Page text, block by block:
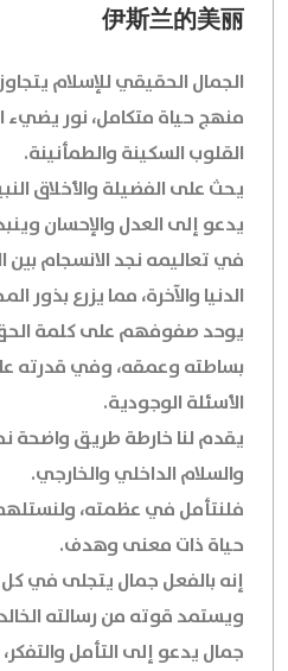
伊斯兰的美丽
الجمال الحقيقي للإسلام
منهج حياة متكامل، نور
القلوب السكينة والطمأنينة.
يحث على الفضيلة والأخلاق
يدعو إلى العدل والإحسان
في تعاليمه نجد الانسجام بين
الدنيا والآخرة، مما يزرع بذور
يوحد صفوفهم على كلمة
بساطته وعمقه، وفي قدرته
الأسئلة الوجودية.
يقدم لنا خارطة طريق واضحة
والسلام الداخلي والخارجي.
فلنتأمل في عظمته،
حياة ذات معنى وهدف.
إنه بالفعل جمال يتجلى في
ويستمد قوته من رسالته
جمال يدعو إلى التأمل